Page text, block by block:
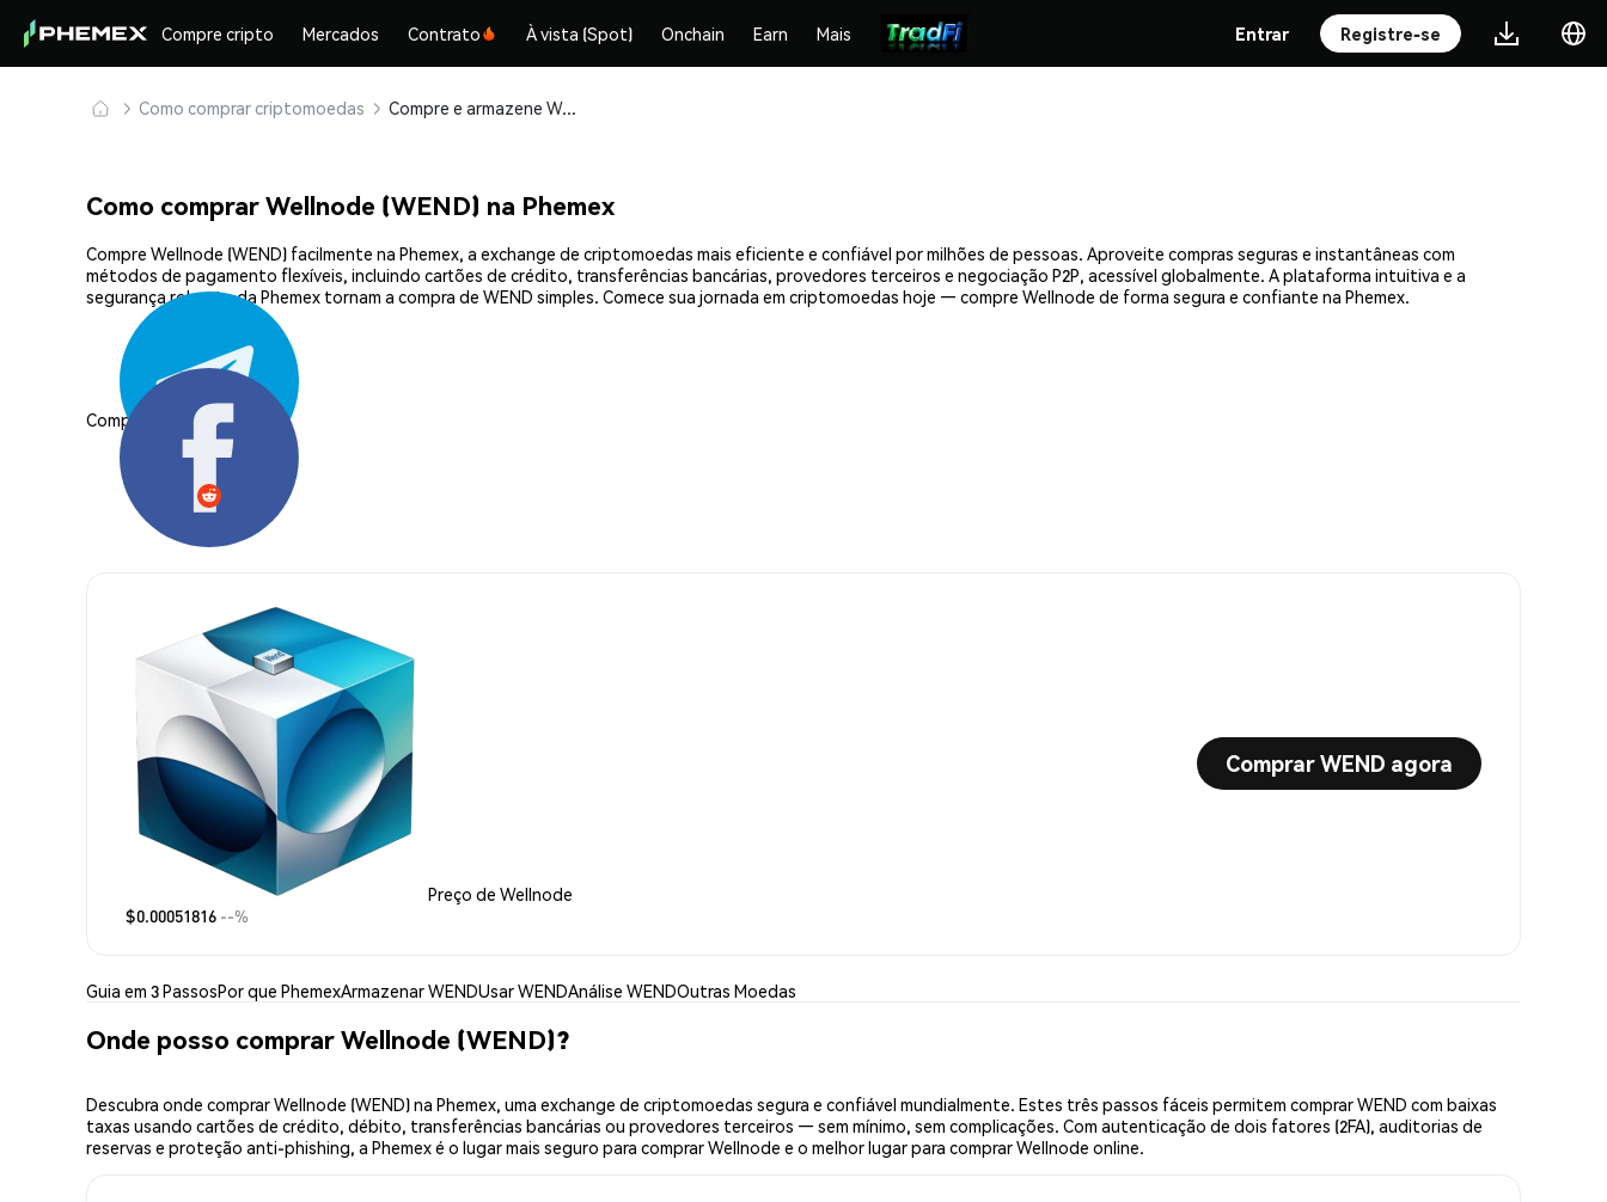
Compre cripto Mercados Contrato À vista (Spot) Onchain Earn Mais Entrar Registre-se
Como comprar criptomoedas Compre e armazene Wellnode (WEND) com segurança
Como comprar Wellnode (WEND) na Phemex
Compre Wellnode (WEND) facilmente na Phemex, a exchange de criptomoedas mais eficiente e confiável por milhões de pessoas. Aproveite compras seguras e instantâneas com
métodos de pagamento flexíveis, incluindo cartões de crédito, transferências bancárias, provedores terceiros e negociação P2P, acessível globalmente. A plataforma intuitiva e a
segurança robusta da Phemex tornam a compra de WEND simples. Comece sua jornada em criptomoedas hoje — compre Wellnode de forma segura e confiante na Phemex.
Compartilhar:
Preço de Wellnode
$0.00051816 --%
Comprar WEND agora
Guia em 3 PassosPor que PhemexArmazenar WENDUsar WENDAnálise WENDOutras Moedas
Onde posso comprar Wellnode (WEND)?
Descubra onde comprar Wellnode (WEND) na Phemex, uma exchange de criptomoedas segura e confiável mundialmente. Estes três passos fáceis permitem comprar WEND com baixas
taxas usando cartões de crédito, débito, transferências bancárias ou provedores terceiros — sem mínimo, sem complicações. Com autenticação de dois fatores (2FA), auditorias de
reservas e proteção anti-phishing, a Phemex é o lugar mais seguro para comprar Wellnode e o melhor lugar para comprar Wellnode online.